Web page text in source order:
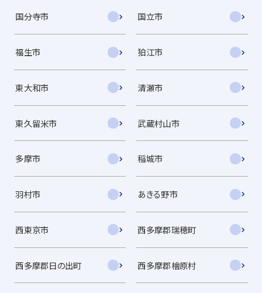
国分寺市 国立市
福生市 狛江市
東大和市 清瀬市
東久留米市 武蔵村山市
多摩市 稲城市
羽村市 あきる野市
西東京市 西多摩郡瑞穂町
西多摩郡日の出町 西多摩郡檜原村